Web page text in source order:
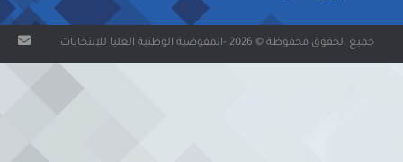
جميع الحقوق محفوظة © 2026 -المفوضية الوطنية العليا للإنتخابات